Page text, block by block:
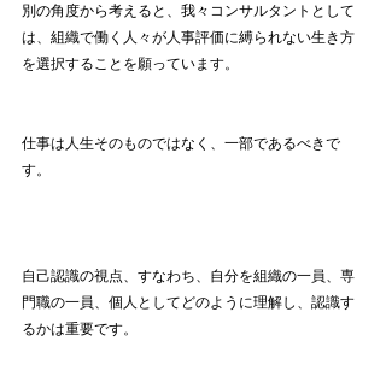
別の角度から考えると、我々コンサルタントとして
は、組織で働く人々が人事評価に縛られない生き方
を選択することを願っています。
仕事は人生そのものではなく、一部であるべきで
す。
自己認識の視点、すなわち、自分を組織の一員、専
門職の一員、個人としてどのように理解し、認識す
るかは重要です。